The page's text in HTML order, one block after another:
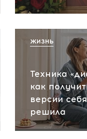
Техника
как
версии
решила
ЖИЗНЬ